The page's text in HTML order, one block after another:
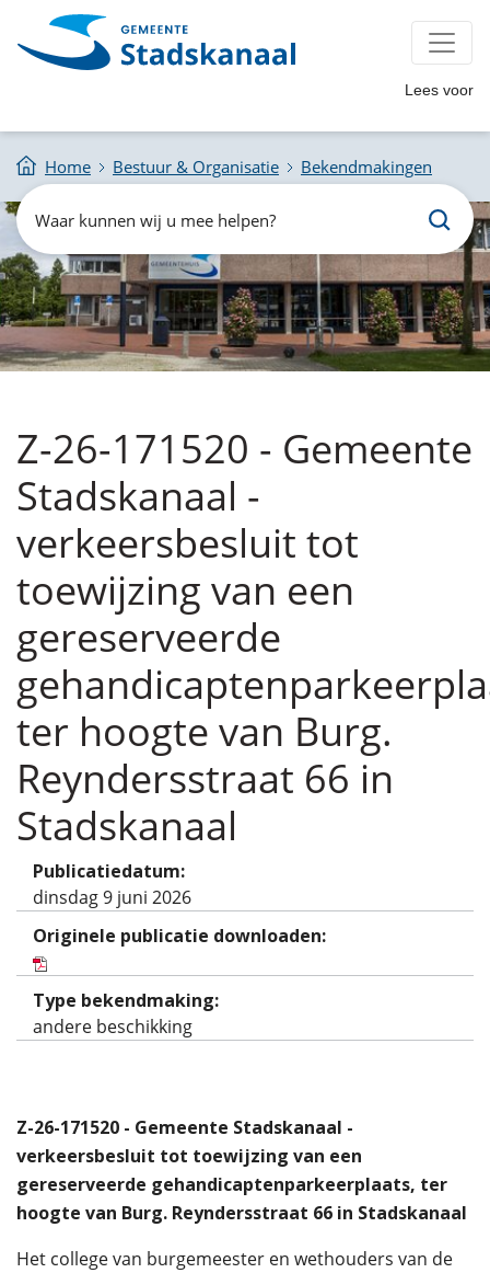
Lees voor
Home Bestuur & Organisatie Bekendmakingen
Zoeken
Waar
kunnen
wij
u
mee
helpen?
Z-26-171520 - Gemeente
Stadskanaal -
verkeersbesluit tot
toewijzing van een
gereserveerde
ter hoogte van Burg.
Reyndersstraat 66 in
Stadskanaal
Publicatiedatum:
dinsdag 9 juni 2026
Originele publicatie downloaden:
Type bekendmaking:
andere beschikking
Z-26-171520 - Gemeente Stadskanaal -
verkeersbesluit tot toewijzing van een
gereserveerde gehandicaptenparkeerplaats, ter
hoogte van Burg. Reyndersstraat 66 in Stadskanaal
Het college van burgemeester en wethouders van de